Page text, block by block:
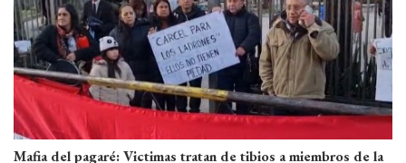
Mafia del pagaré: Victimas tratan de tibios a miembros de la